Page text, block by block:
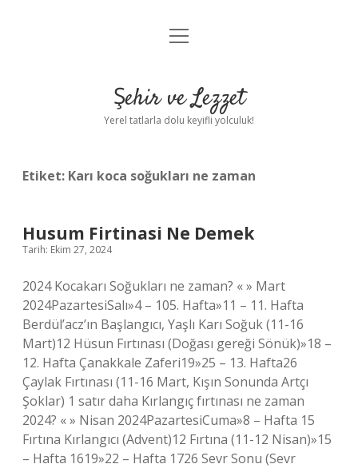
Anasayfa
Yasal Uyarı
menüyü
Şehir ve Lezzet
Yerel tatlarla dolu keyifli yolculuk!
Etiket: Karı koca soğukları ne zaman
Husum Firtinasi Ne Demek
Tarih: Ekim 27, 2024
2024 Kocakarı Soğukları ne zaman? « » Mart
2024PazartesiSalı»4 – 105. Hafta»11 – 11. Hafta
Berdül’acz’ın Başlangıcı, Yaşlı Karı Soğuk (11-16
Mart)12 Hüsun Fırtınası (Doğası gereği Sönük)»18 –
12. Hafta Çanakkale Zaferi19»25 – 13. Hafta26
Çaylak Fırtınası (11-16 Mart, Kışın Sonunda Artçı
Şoklar) 1 satır daha Kırlangıç fırtınası ne zaman
2024? « » Nisan 2024PazartesiCuma»8 – Hafta 15
Fırtına Kırlangıcı (Advent)12 Fırtına (11-12 Nisan)»15
– Hafta 1619»22 – Hafta 1726 Sevr Sonu (Sevr